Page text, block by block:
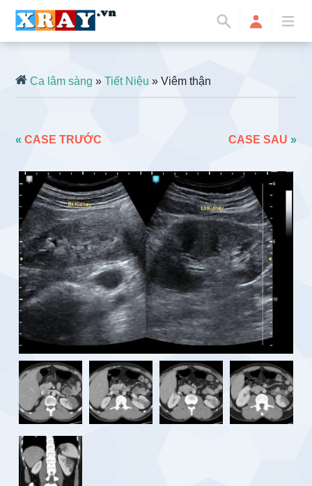
Ca lâm sàng »Tiết Niệu » Viêm thận
«CASE TRƯỚC CASE SAU »